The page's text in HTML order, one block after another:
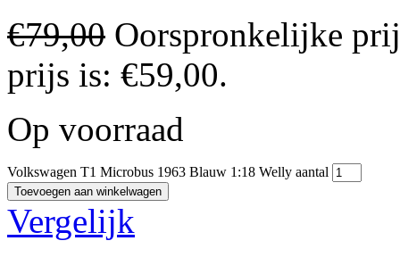
€79,00 Oorspronkelijke
prijs is: €59,00.
Op voorraad
Volkswagen T1 Microbus 1963 Blauw 1:18 Welly aantal
Toevoegen aan winkelwagen
Vergelijk